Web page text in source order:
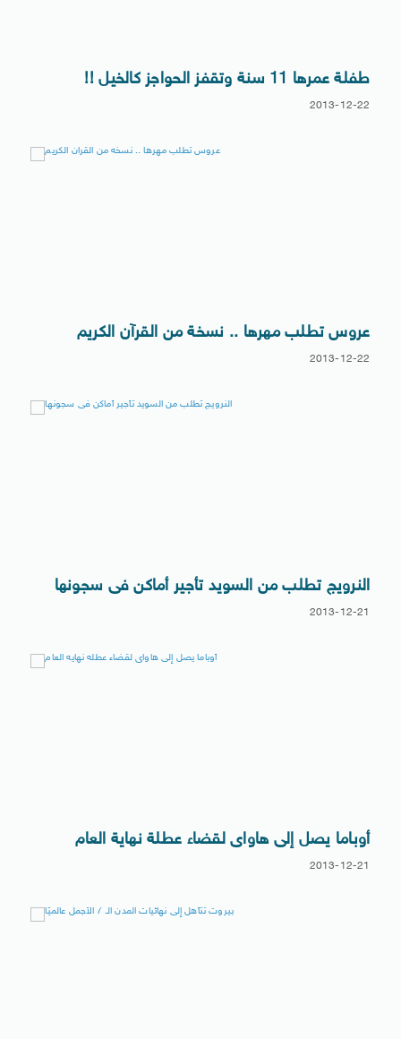
طفلة عمرها 11 سنة وتقفز الحواجز كالخيل !!
2013-12-22
عروس تطلب مهرها .. نسخة من القرآن الكريم
2013-12-22
النرويج تطلب من السويد تأجير أماكن فى سجونها
2013-12-21
أوباما يصل إلى هاواى لقضاء عطلة نهاية العام
2013-12-21